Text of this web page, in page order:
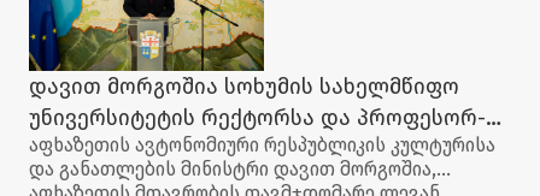
დავით მორგოშია სოხუმის სახელმწიფო
უნივერსიტეტის რექტორსა და პროფესორ-
მასწავლებლებს შეხვდა
აფხაზეთის ავტონომიური რესპუბლიკის კულტურისა
და განათლების მინისტრი დავით მორგოშია,